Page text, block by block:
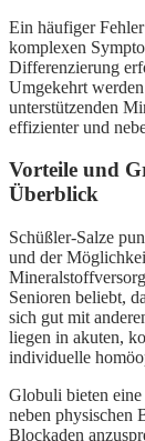
Ein häufiger
komplexen
Differenzierung
Umgekehrt
unterstützenden
effizienter und
Vorteile und
Überblick
Schüßler-Salze
und der
Senioren beliebt,
sich gut mit
liegen in akuten,
individuelle
Globuli bieten
neben physischen
Blockaden